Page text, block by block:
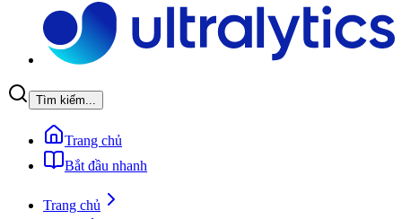
Tìm kiếm...
Trang chủ
Bắt đầu nhanh
Trang chủ